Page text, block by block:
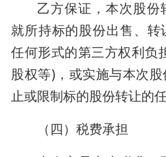
乙方保证，本次股份
就所持标的股份出售、
任何形式的第三方权利负
股权等)，或实施与本次
止或限制标的股份转让的任
（四）税费承担